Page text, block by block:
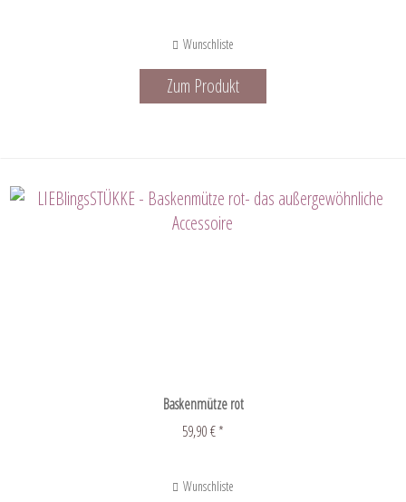
Wunschliste
Zum Produkt
Baskenmütze rot
59,90 € *
Wunschliste